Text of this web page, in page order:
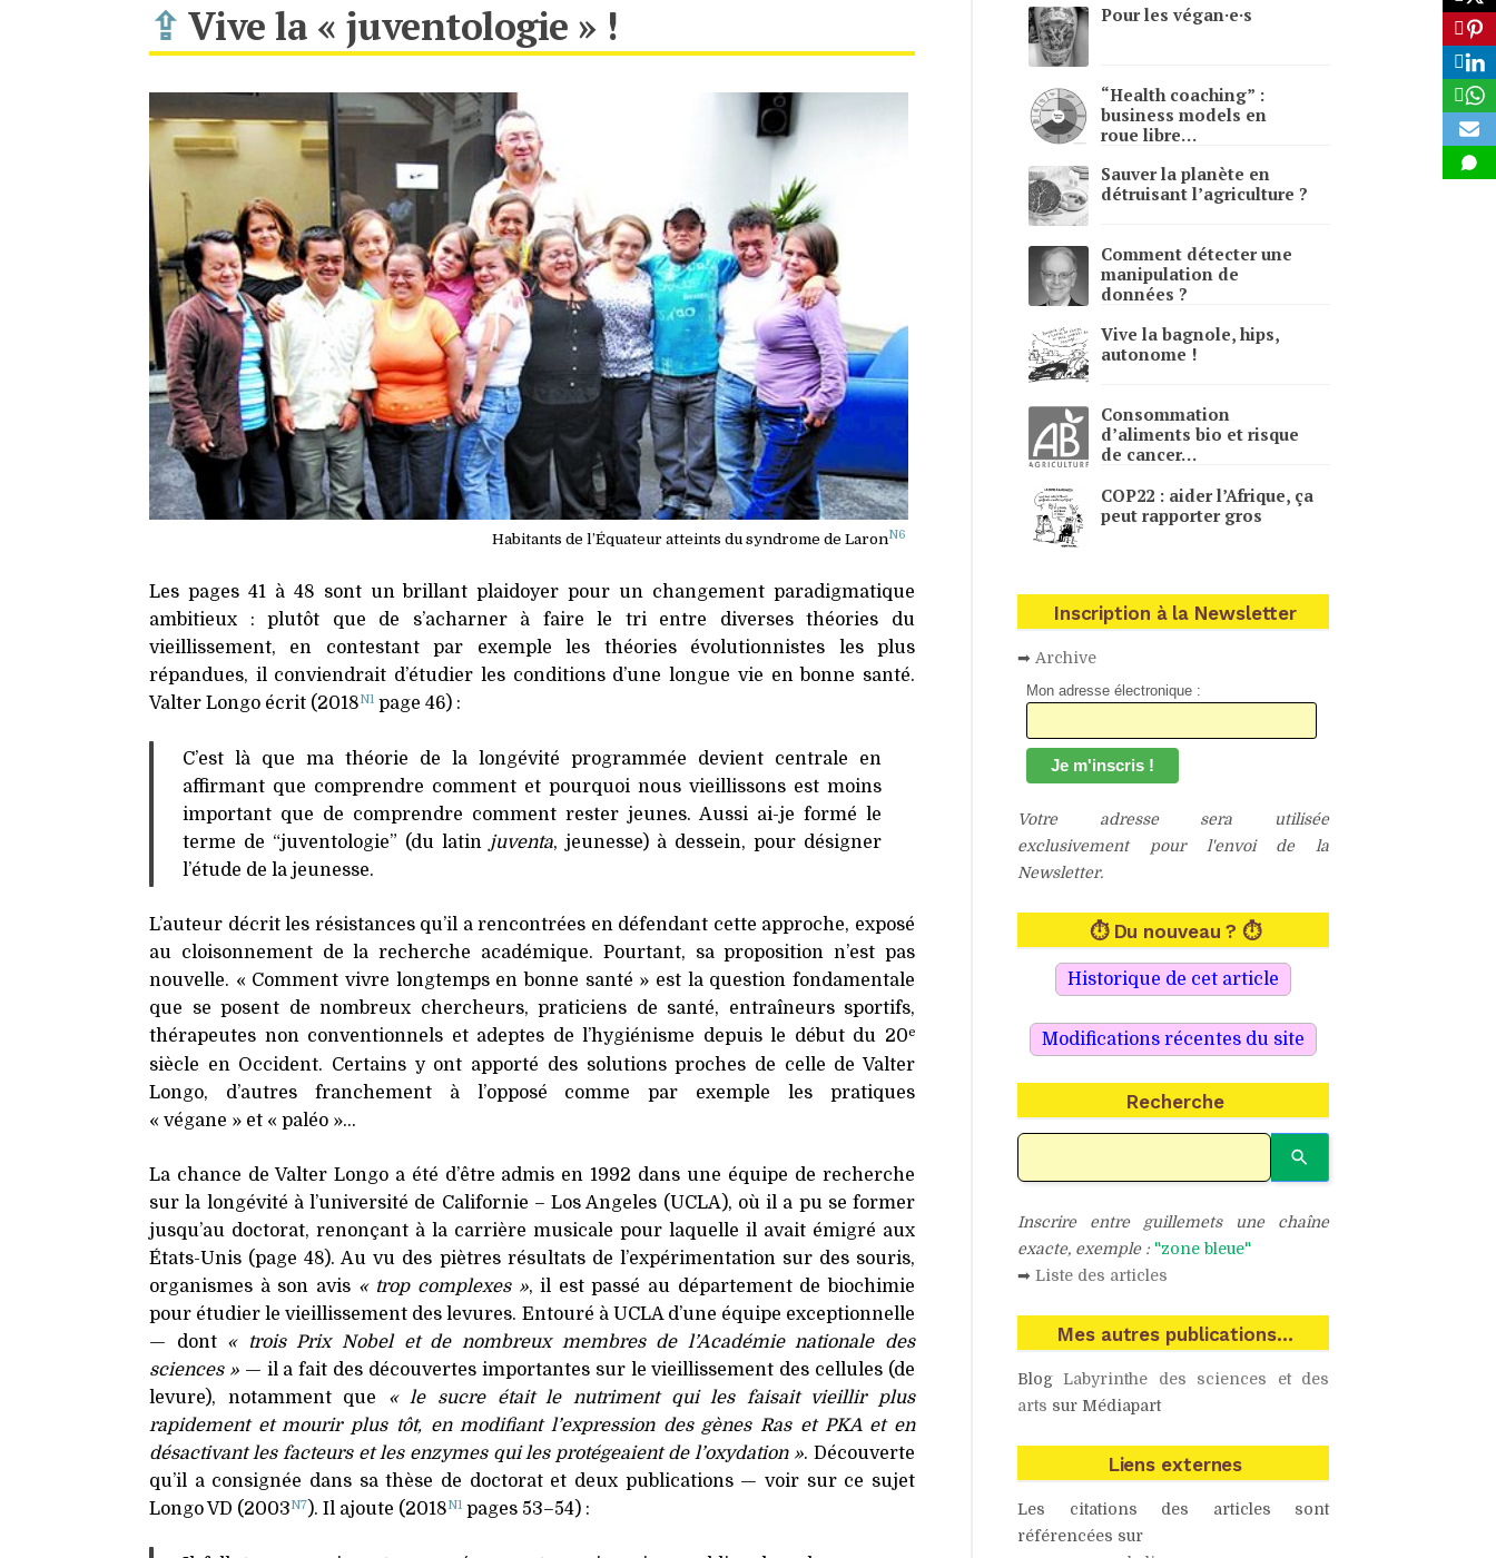
⇪ Vive la « juventologie » !
Habitants de l’Équateur atteints du syndrome de LaronN6
Les pages 41 à 48 sont un brillant plaidoyer pour un changement paradigmatique
ambitieux : plutôt que de s’acharner à faire le tri entre diverses théories du
vieillissement, en contestant par exemple les théories évolutionnistes les plus
répandues, il conviendrait d’étudier les conditions d’une longue vie en bonne santé.
Valter Longo écrit (2018N1 page 46) :
C’est là que ma théorie de la longévité programmée devient centrale en
affirmant que comprendre comment et pourquoi nous vieillissons est moins
important que de comprendre comment rester jeunes. Aussi ai-je formé le
terme de “juventologie” (du latin juventa, jeunesse) à dessein, pour désigner
l’étude de la jeunesse.
L’auteur décrit les résistances qu’il a rencontrées en défendant cette approche, exposé
au cloisonnement de la recherche académique. Pourtant, sa proposition n’est pas
nouvelle. « Comment vivre longtemps en bonne santé » est la question fondamentale
que se posent de nombreux chercheurs, praticiens de santé, entraîneurs sportifs,
thérapeutes non conventionnels et adeptes de l’hygiénisme depuis le début du 20e
siècle en Occident. Certains y ont apporté des solutions proches de celle de Valter
Longo, d’autres franchement à l’opposé comme par exemple les pratiques
« végane » et « paléo »…
La chance de Valter Longo a été d’être admis en 1992 dans une équipe de recherche
sur la longévité à l’université de Californie – Los Angeles (UCLA), où il a pu se former
jusqu’au doctorat, renonçant à la carrière musicale pour laquelle il avait émigré aux
États-Unis (page 48). Au vu des piètres résultats de l’expérimentation sur des souris,
organismes à son avis « trop complexes », il est passé au département de biochimie
pour étudier le vieillissement des levures. Entouré à UCLAd’une équipe exceptionnelle
— dont « trois Prix Nobel et de nombreux membres de l’Académie nationale des
sciences »— il a fait des découvertes importantes sur le vieillissement des cellules (de
levure), notamment que « le sucre était le nutriment qui les faisait vieillir plus
rapidement et mourir plus tôt, en modifiant l’expression des gènes Ras et PKAet en
désactivant les facteurs et les enzymes qui les protégeaient de l’oxydation ». Découverte
qu’il a consignée dans sa thèse de doctorat et deux publications — voir sur ce sujet
LongoVD (2003N7). Il ajoute (2018N1 pages 53–54) :
Pour les végan·e·s
“Health coaching” :
business models en
roue libre…
Sauver la planète en
détruisant l’agriculture ?
Comment détecter une
manipulation de
données ?
Vive la bagnole, hips,
autonome !
Consommation
d’aliments bio et risque
de cancer…
COP22 : aider l’Afrique, ça
peut rapporter gros
Inscription à la Newsletter
➡ Archive
Mon adresse électronique :
Votre adresse sera utilisée
exclusivement pour l'envoi de la
Newsletter.
⏱ Du nouveau ? ⏱
Recherche
Inscrire entre guillemets une chaîne
exacte, exemple : "zone bleue"
➡ Liste des articles
Mes autres publications…
BlogLabyrinthe des sciences et des
arts sur Médiapart
Liens externes
Les citations des articles sont
référencées sur